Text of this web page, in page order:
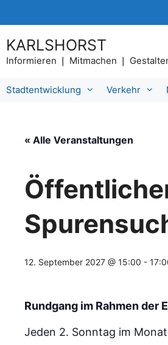
KARLSHORST
Informieren ❘ Mitmachen ❘
Stadtentwicklung Verkehr
« Alle Veranstaltungen
12. September 2027 @ 15:00 -
Rundgang im Rahmen der
Jeden 2. Sonntag im